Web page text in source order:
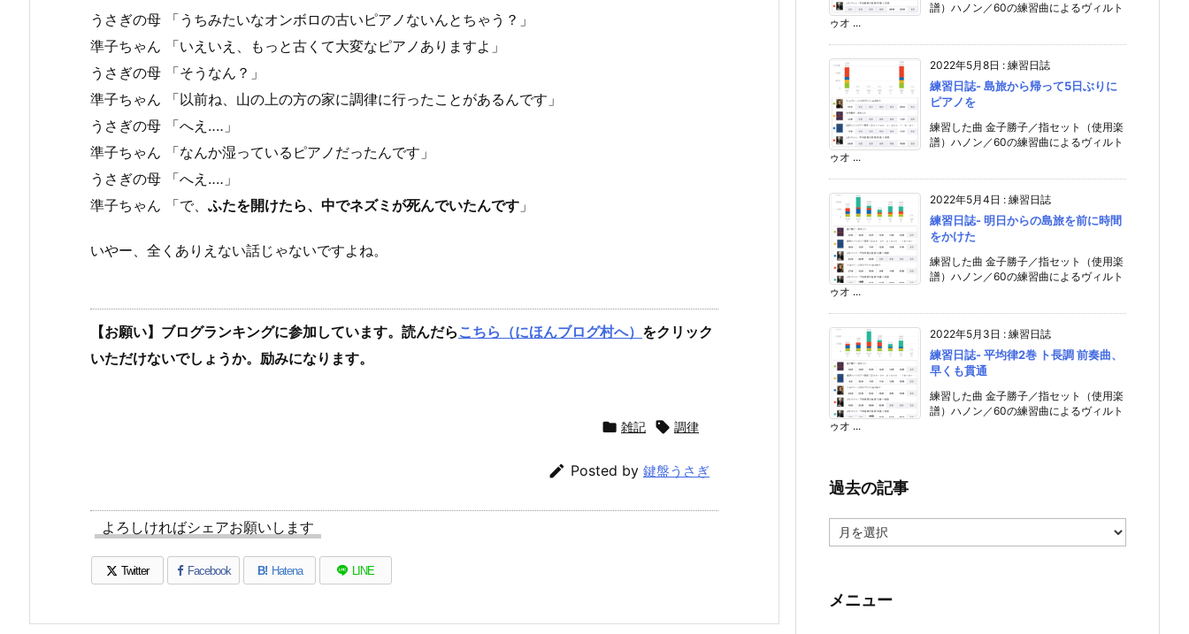
うさぎの母 「うちみたいなオンボロの古いピアノないんとちゃう？」
準子ちゃん 「いえいえ、もっと古くて大変なピアノありますよ」
うさぎの母 「そうなん？」
準子ちゃん 「以前ね、山の上の方の家に調律に行ったことがあるんです」
うさぎの母 「へえ‥‥」
準子ちゃん 「なんか湿っているピアノだったんです」
うさぎの母 「へえ‥‥」
準子ちゃん 「で、 ふたを開けたら、中でネズミが死んでいたんです 」
いやー、全くありえない話じゃないですよね。
【お願い】ブログランキングに参加しています。読んだら こちら（にほんブログ村へ） をクリック
いただけないでしょうか。励みになります。
 雑記  調律
 Posted by 鍵盤うさぎ
よろしければシェアお願いします
Twitter Facebook B! Hatena LINE
譜）ハノン／60の練習曲によるヴィルト
ゥオ ...
2022年5月8日 : 練習日誌
練習日誌- 島旅から帰って5日ぶりに
ピアノを
練習した曲 金子勝子／指セット（使用楽
譜）ハノン／60の練習曲によるヴィルト
ゥオ ...
2022年5月4日 : 練習日誌
練習日誌- 明日からの島旅を前に時間
をかけた
練習した曲 金子勝子／指セット（使用楽
譜）ハノン／60の練習曲によるヴィルト
ゥオ ...
2022年5月3日 : 練習日誌
練習日誌- 平均律2巻 ト長調 前奏曲、
早くも貫通
練習した曲 金子勝子／指セット（使用楽
譜）ハノン／60の練習曲によるヴィルト
ゥオ ...
過去の記事
去
事
メニュー